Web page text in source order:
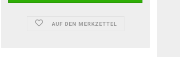
AUF DEN MERKZETTEL